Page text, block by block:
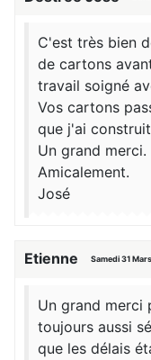
C'est très bien
de cartons
travail soigné
Vos cartons
que j'ai
Un grand merci.
Amicalement.
José
Etienne Samedi 31
Un grand merci
toujours aussi
que les délais